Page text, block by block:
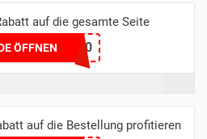
auf die gesamte Seite
ÖFFNEN
GOSMART20
auf die Bestellung profitieren